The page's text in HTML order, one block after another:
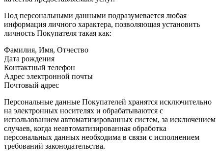
Под персональными данными подразумевается любая
информация личного характера, позволяющая установить
личность Покупателя такая как:
Фамилия, Имя, Отчество
Дата рождения
Контактный телефон
Адрес электронной почты
Почтовый адрес
Персональные данные Покупателей хранятся исключительно
на электронных носителях и обрабатываются с
использованием автоматизированных систем, за исключением
случаев, когда неавтоматизированная обработка
персональных данных необходима в связи с исполнением
требований законодательства.